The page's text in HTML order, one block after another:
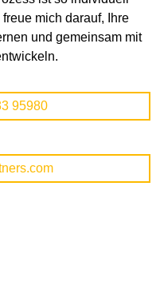
mich darauf, Ihre
und gemeinsam mit
95980